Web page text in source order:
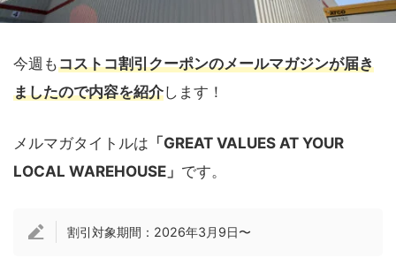
今週もコストコ割引クーポンのメールマガジンが届き
ましたので内容を紹介します！
メルマガタイトルは 「GREAT VALUES AT YOUR
LOCAL WAREHOUSE」 です。
割引対象期間：2026年3月9日〜